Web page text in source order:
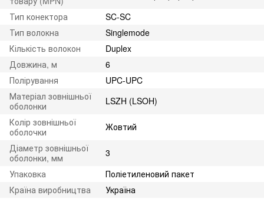
Тип конектора
SC-SC
Тип волокна
Singlemode
Кількість волокон
Duplex
Довжина, м
6
Полірування
UPC-UPC
Матеріал зовнішньої
оболонки
LSZH (LSOH)
Колір зовнішньої
оболочки
Жовтий
Діаметр зовнішньої
оболонки, мм
3
Упаковка
Поліетиленовий пакет
Країна виробництва
Україна